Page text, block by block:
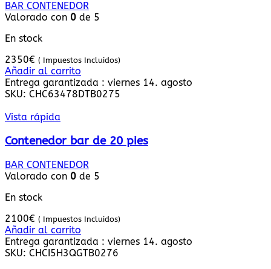
BAR CONTENEDOR
Valorado con 0 de 5
En stock
2350€ ( Impuestos Incluidos)
Añadir al carrito
Entrega garantizada : viernes 14. agosto
SKU: CHC63478DTB0275
Vista rápida
Contenedor bar de 20 pies
BAR CONTENEDOR
Valorado con 0 de 5
En stock
2100€ ( Impuestos Incluidos)
Añadir al carrito
Entrega garantizada : viernes 14. agosto
SKU: CHCI5H3QGTB0276